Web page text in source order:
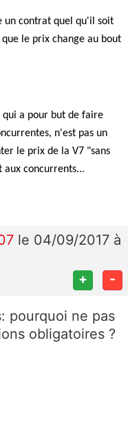
un contrat quel qu'il soit
le prix change au bout
qui a pour but de faire
n'est pas un
le prix de la V7 "sans
concurrents...
le 04/09/2017 à
+ -
pourquoi ne pas
obligatoires ?